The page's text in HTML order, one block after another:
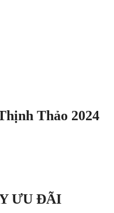
Thảo 2024
ƯU ĐÃI